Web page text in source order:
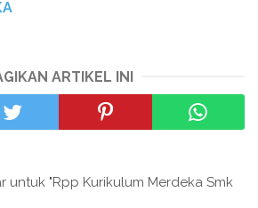
ARTIKEL INI
untuk "Rpp Kurikulum Merdeka Smk